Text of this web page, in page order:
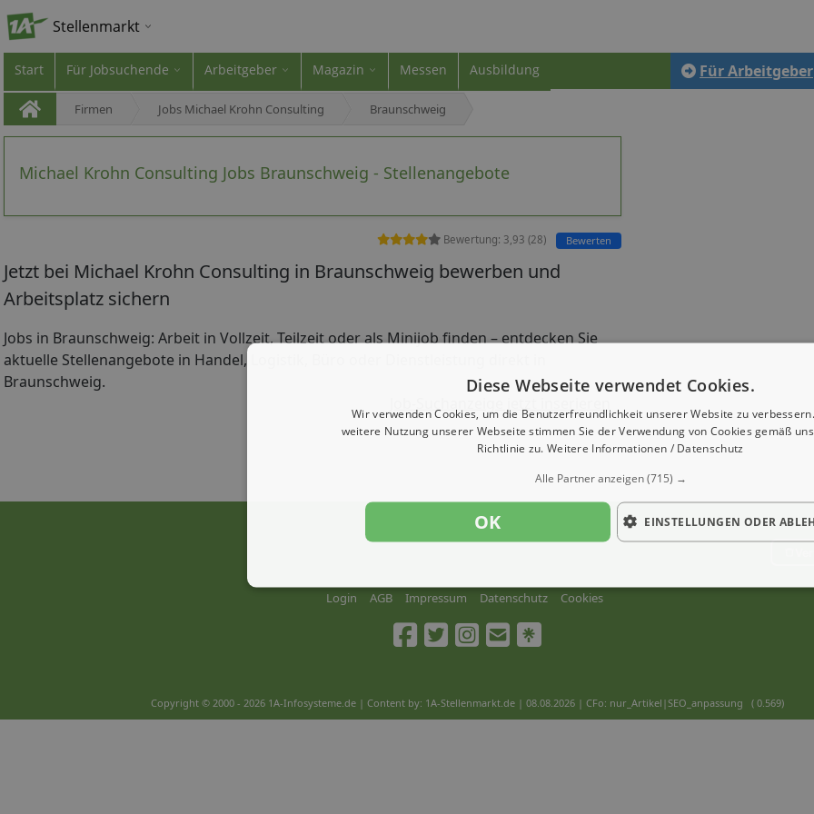
Stellenmarkt
Start Für Jobsuchende Arbeitgeber Magazin Messen Ausbildung Für Arbeitgeber
Firmen Jobs Michael Krohn Consulting Braunschweig
Michael Krohn Consulting Jobs Braunschweig - Stellenangebote
Bewertung: 3,93 (28) Bewerten
Jetzt bei Michael Krohn Consulting in Braunschweig bewerben und
Arbeitsplatz sichern
Jobs in Braunschweig: Arbeit in Vollzeit, Teilzeit oder als Minijob finden – entdecken Sie
aktuelle Stellenangebote in Handel, Logistik, Büro oder Dienstleistung direkt in
Braunschweig.
Login AGB Impressum Datenschutz Cookies
Copyright © 2000 - 2026 1A-Infosysteme.de | Content by: 1A-Stellenmarkt.de | 08.08.2026 | CFo: nur_Artikel|SEO_anpassung ( 0.569)
Diese Webseite verwendet Cookies.
Wir verwenden Cookies, um die Benutzerfreundlichkeit unserer Website zu
weitere Nutzung unserer Webseite stimmen Sie der Verwendung von Cookies gemäß
Richtlinie zu. Weitere Informationen / Datenschutz
Alle Partner anzeigen(715) →
OK EINSTELLUNGEN ODER